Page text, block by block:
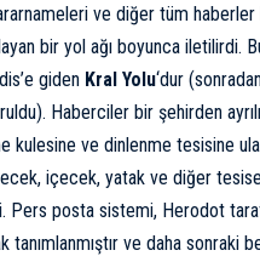
ve diğer tüm
bir yol ağı boyunca iletilirdi.
giden Kral Yolu‘dur
Haberciler bir şehirden
kulesine ve dinlenme tesisine
içecek, yatak ve diğer
Pers posta sistemi, Herodot
tanımlanmıştır ve daha sonraki